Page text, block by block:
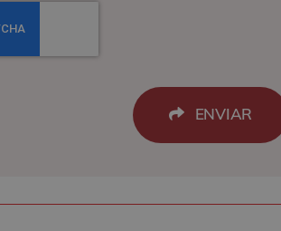
ENVIAR